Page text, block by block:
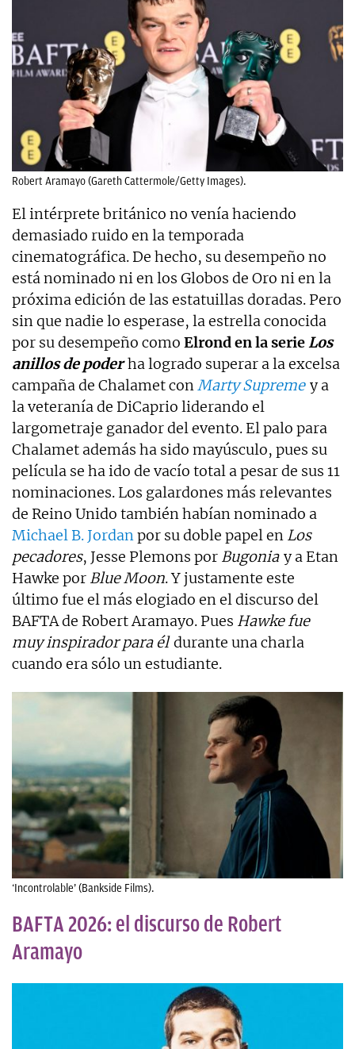
Robert Aramayo (Gareth Cattermole/Getty Images).
El intérprete británico no venía haciendo
demasiado ruido en la temporada
cinematográfica. De hecho, su desempeño no
está nominado ni en los Globos de Oro ni en la
próxima edición de las estatuillas doradas. Pero
sin que nadie lo esperase, la estrella conocida
por su desempeño como Elrond en la serieLos
anillos de poderha logrado superar a la excelsa
campaña de Chalamet conMarty Supreme y a
la veteranía de DiCaprio liderando el
largometraje ganador del evento. El palo para
Chalamet además ha sido mayúsculo, pues su
película se ha ido de vacío total a pesar de sus 11
nominaciones. Los galardones más relevantes
de Reino Unido también habían nominado a
Michael B. Jordanpor su doble papel en Los
pecadores, Jesse Plemons por Bugonia y a Etan
Hawke por Blue Moon. Y justamente este
último fue el más elogiado en el discurso del
BAFTA de Robert Aramayo. Pues Hawke fue
muy inspirador para éldurante una charla
cuando era sólo un estudiante.
‘Incontrolable’ (Bankside Films).
BAFTA 2026: el discurso de Robert
Aramayo